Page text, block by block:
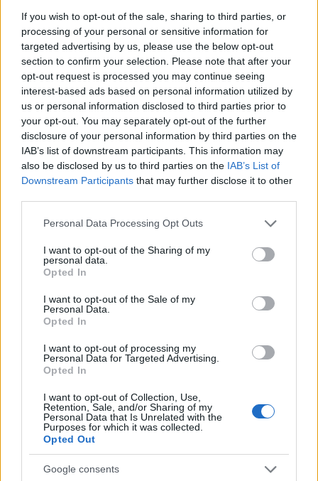
If you wish to opt-out of the sale, sharing to third parties, or
processing of your personal or sensitive information for
targeted advertising by us, please use the below opt-out
section to confirm your selection. Please note that after your
opt-out request is processed you may continue seeing
interest-based ads based on personal information utilized by
us or personal information disclosed to third parties prior to
your opt-out. You may separately opt-out of the further
disclosure of your personal information by third parties on the
IAB’s list of downstream participants. This information may
also be disclosed by us to third parties on the IAB’s List of
Downstream Participants that may further disclose it to other
Please note that this website/app uses one or more Google
not limited to your visit or usage behaviour. You may click to
grant or deny consent to Google and its third-party tags to
use your data for below specified purposes in below Google
consent section.
Personal Data Processing Opt Outs
I want to opt-out of the Sharing of my
personal data.
Opted In
I want to opt-out of the Sale of my
Personal Data.
Opted In
I want to opt-out of processing my
Personal Data for Targeted Advertising.
Opted In
I want to opt-out of Collection, Use,
Retention, Sale, and/or Sharing of my
Personal Data that Is Unrelated with the
Purposes for which it was collected.
Opted Out
Google consents
Συμμορφώνεται πλήρως με τα πρότυπα ασφαλείας
και τις κανονιστικές απαιτήσεις του GDPR,
εφαρμόζοντας προηγμένους μηχανισμούς
κρυπτογράφησης και ανωνυμοποίησης δεδομένων,
αποτελώντας ένα ακόμα βήμα στη στρατηγική της
εταιρείας για τη βελτίωση της επικοινωνίας και τη
διαρκή αναβάθμιση των υπηρεσιών της.